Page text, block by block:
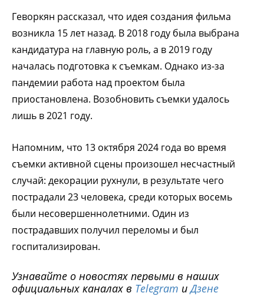
Геворкян рассказал, что идея создания фильма
возникла 15 лет назад. В 2018 году была выбрана
кандидатура на главную роль, а в 2019 году
началась подготовка к съемкам. Однако из-за
пандемии работа над проектом была
приостановлена. Возобновить съемки удалось
лишь в 2021 году.
Напомним, что 13 октября 2024 года во время
съемки активной сцены произошел несчастный
случай: декорации рухнули, в результате чего
пострадали 23 человека, среди которых восемь
были несовершеннолетними. Один из
пострадавших получил переломы и был
госпитализирован.
Узнавайте о новостях первыми в наших
официальных каналах в Telegram иДзене